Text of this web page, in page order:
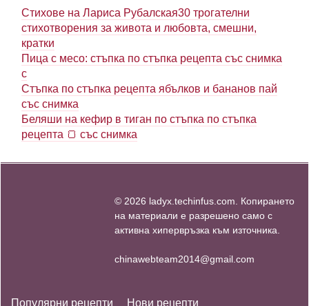
Стихове на Лариса Рубалская30 трогателни
стихотворения за живота и любовта, смешни,
кратки
Пица с месо: стъпка по стъпка рецепта със снимка
с
Стъпка по стъпка рецепта ябълков и бананов пай
със снимка
Беляши на кефир в тиган по стъпка по стъпка
рецепта 🍞 със снимка
© 2026 ladyx.techinfus.com. Копирането
на материали е разрешено само с
активна хипервръзка към източника.
chinawebteam2014@gmail.com
Популярни рецепти Нови рецепти